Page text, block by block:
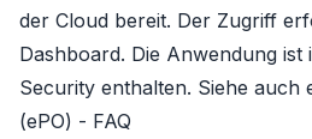
der Cloud bereit. Der Zugriff
Dashboard. Die Anwendung ist
Security enthalten. Siehe auch
(ePO) - FAQ